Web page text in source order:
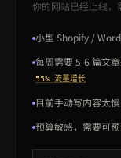
你的网站已经上线，
小型 Shopify /
每周需要 5-6 篇文
55% 流量增长
目前手动写内容太
预算敏感，需要可